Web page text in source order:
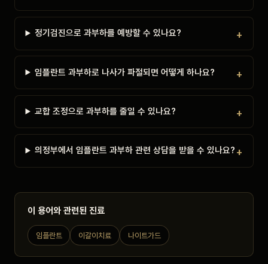
정기검진으로 과부하를 예방할 수 있나요?
임플란트 과부하로 나사가 파절되면 어떻게 하나요?
교합 조정으로 과부하를 줄일 수 있나요?
의정부에서 임플란트 과부하 관련 상담을 받을 수 있나요?
이 용어와 관련된 진료
임플란트 이갈이치료 나이트가드